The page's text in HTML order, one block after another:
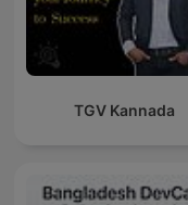
TGV Kannada